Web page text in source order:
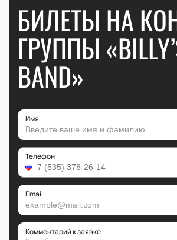
БИЛЕТЫ НА
ГРУППЫ
BAND»
Имя
Телефон
Email
Комментарий к заявке